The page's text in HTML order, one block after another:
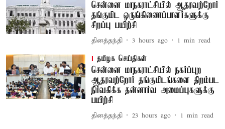
சென்னை மாநகராட்சியில் ஆதரவற்றோர்
தங்குமிட ஒருங்கிணைப்பாளர்களுக்கு
சிறப்பு பயிற்சி
தினத்தந்தி 3 hours ago 1 min read
தமிழக செய்திகள்
சென்னை மாநகராட்சியில் நகர்ப்புற
ஆதரவற்றோர் தங்குமிடங்களை திறம்பட
நிர்வகிக்க தன்னார்வ அமைப்புகளுக்கு
பயிற்சி
தினத்தந்தி 23 hours ago 1 min read